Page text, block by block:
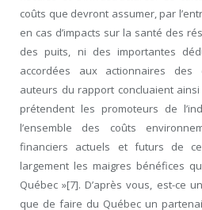
coûts que devront assumer, par
en cas d’impacts sur la santé des
des puits, ni des importantes
accordées aux actionnaires des
auteurs du rapport concluaient
prétendent les promoteurs de
l’ensemble des coûts
financiers actuels et futurs de
largement les maigres bénéfices
Québec »[7]. D’après vous, est-ce
que de faire du Québec un